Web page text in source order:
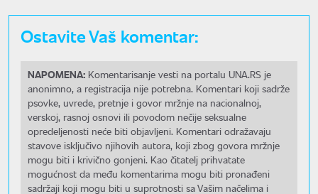
Ostavite Vaš komentar:
NAPOMENA: Komentarisanje vesti na portalu UNA.RS je
anonimno, a registracija nije potrebna. Komentari koji sadrže
psovke, uvrede, pretnje i govor mržnje na nacionalnoj,
verskoj, rasnoj osnovi ili povodom nečije seksualne
opredeljenosti neće biti objavljeni. Komentari odražavaju
stavove isključivo njihovih autora, koji zbog govora mržnje
mogu biti i krivično gonjeni. Kao čitatelj prihvatate
mogućnost da među komentarima mogu biti pronađeni
sadržaji koji mogu biti u suprotnosti sa Vašim načelima i